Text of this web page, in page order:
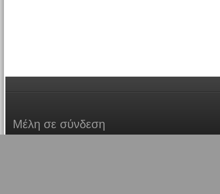
Μέλη σε σύνδεση